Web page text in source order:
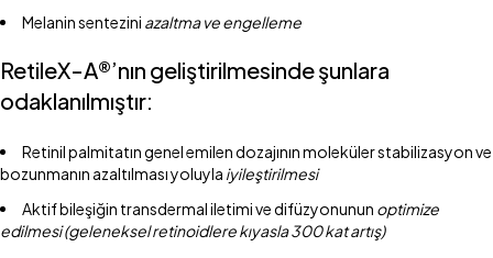
Melanin sentezini azaltma ve engelleme
RetileX-A®’nın geliştirilmesinde şunlara
odaklanılmıştır:
Retinil palmitatın genel emilen dozajının moleküler stabilizasyon ve
bozunmanın azaltılması yoluyla iyileştirilmesi
Aktif bileşiğin transdermal iletimi ve difüzyonunun optimize
edilmesi (geleneksel retinoidlere kıyasla 300 kat artış)